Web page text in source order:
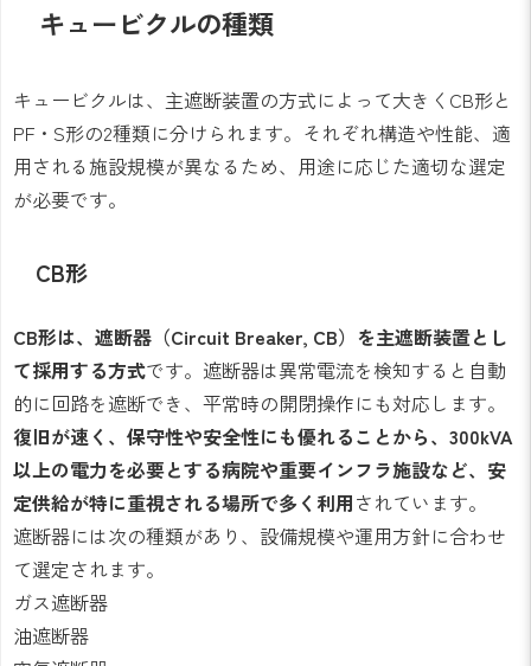
キュービクルの種類
キュービクルは、主遮断装置の方式によって大きくCB形と
PF・S形の2種類に分けられます。それぞれ構造や性能、適
用される施設規模が異なるため、用途に応じた適切な選定
が必要です。
CB形
CB形は、遮断器（Circuit Breaker, CB）を主遮断装置とし
て採用する方式です。遮断器は異常電流を検知すると自動
的に回路を遮断でき、平常時の開閉操作にも対応します。
復旧が速く、保守性や安全性にも優れることから、300kVA
以上の電力を必要とする病院や重要インフラ施設など、安
定供給が特に重視される場所で多く利用されています。
遮断器には次の種類があり、設備規模や運用方針に合わせ
て選定されます。
ガス遮断器
油遮断器